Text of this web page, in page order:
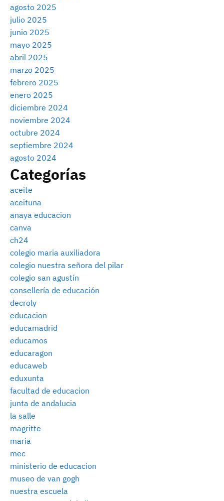
agosto 2025
julio 2025
junio 2025
mayo 2025
abril 2025
marzo 2025
febrero 2025
enero 2025
diciembre 2024
noviembre 2024
octubre 2024
septiembre 2024
agosto 2024
Categorías
aceite
aceituna
anaya educacion
canva
ch24
colegio maria auxiliadora
colegio nuestra señora del pilar
colegio san agustín
consellería de educación
decroly
educacion
educamadrid
educamos
educaragon
educaweb
eduxunta
facultad de educacion
junta de andalucia
la salle
magritte
maria
mec
ministerio de educacion
museo de van gogh
nuestra escuela